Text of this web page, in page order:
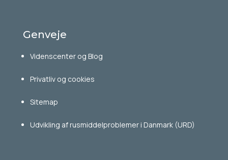
Genveje
Videnscenter og Blog
Privatliv og cookies
Sitemap
Udvikling af rusmiddelproblemer i Danmark (URD)